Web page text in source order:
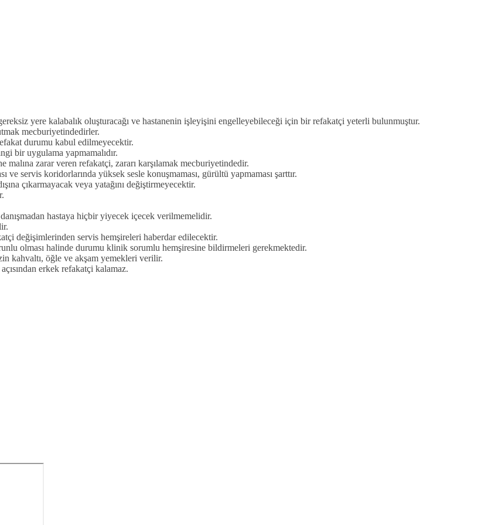
yere kalabalık oluşturacağı ve hastanenin işleyişini engelleyebileceği için bir refakatçi yeterli bulunmuştur.
mecburiyetindedirler.
durumu kabul edilmeyecektir.
bir uygulama yapmamalıdır.
zarar veren refakatçi, zararı karşılamak mecburiyetindedir.
ve servis koridorlarında yüksek sesle konuşmaması, gürültü yapmaması şarttır.
çıkarmayacak veya yatağını değiştirmeyecektir.
hastaya hiçbir yiyecek içecek verilmemelidir.
değişimlerinden servis hemşireleri haberdar edilecektir.
olması halinde durumu klinik sorumlu hemşiresine bildirmeleri gerekmektedir.
kahvaltı, öğle ve akşam yemekleri verilir.
erkek refakatçi kalamaz.